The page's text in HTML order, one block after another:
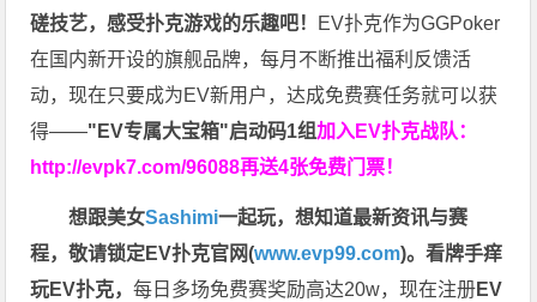
磋技艺，感受扑克游戏的乐趣吧！ EV扑克作为GGPoker
在国内新开设的旗舰品牌，每月不断推出福利反馈活
动，现在只要成为EV新用户，达成免费赛任务就可以获
得——"EV专属大宝箱"启动码1组加入EV扑克战队：
http://evpk7.com/96088再送4张免费门票！
想跟美女Sashimi一起玩，想知道最新资讯与赛
程，敬请锁定EV扑克官网(www.evp99.com)。看牌手痒
玩EV扑克，每日多场免费赛奖励高达20w，现在注册EV